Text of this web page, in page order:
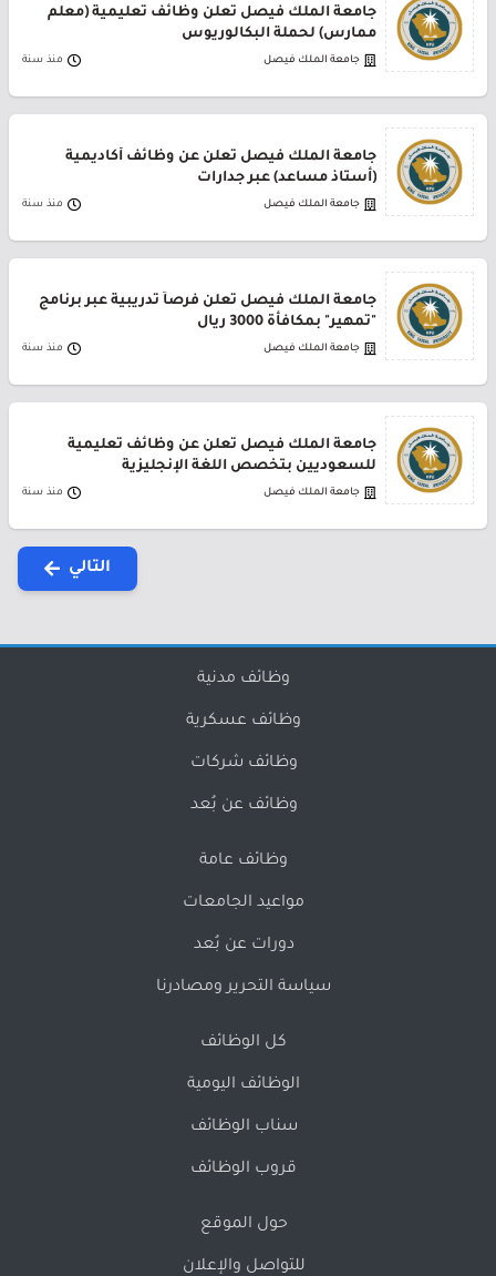
جامعة الملك فيصل تعلن وظائف تعليمية (معلم
ممارس) لحملة البكالوريوس
جامعة الملك فيصل منذ سنة
جامعة الملك فيصل تعلن عن وظائف أكاديمية
(أستاذ مساعد) عبر جدارات
جامعة الملك فيصل منذ سنة
جامعة الملك فيصل تعلن فرصاً تدريبية عبر برنامج
"تمهير" بمكافأة 3000 ريال
جامعة الملك فيصل منذ سنة
جامعة الملك فيصل تعلن عن وظائف تعليمية
للسعوديين بتخصص اللغة الإنجليزية
جامعة الملك فيصل منذ سنة
التالي
وظائف مدنية
وظائف عسكرية
وظائف شركات
وظائف عن بُعد
وظائف عامة
مواعيد الجامعات
دورات عن بُعد
سياسة التحرير ومصادرنا
كل الوظائف
الوظائف اليومية
سناب الوظائف
قروب الوظائف
حول الموقع
للتواصل والإعلان